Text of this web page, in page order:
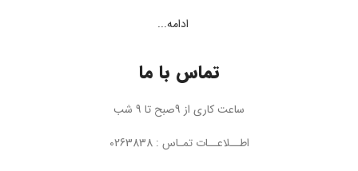
ادامه...
تماس با ما
ساعت کاری از 9صبح تا 9 شب
اطــلاعــات تمـاس : 0263838